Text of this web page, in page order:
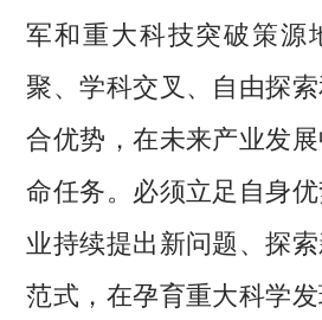
军和重大科技突破策源
聚、学科交叉、自由探
合优势，在未来产业发
命任务。必须立足自身
业持续提出新问题、探
范式，在孕育重大科学